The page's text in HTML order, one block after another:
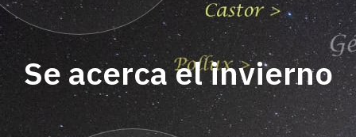
Se acerca el invierno